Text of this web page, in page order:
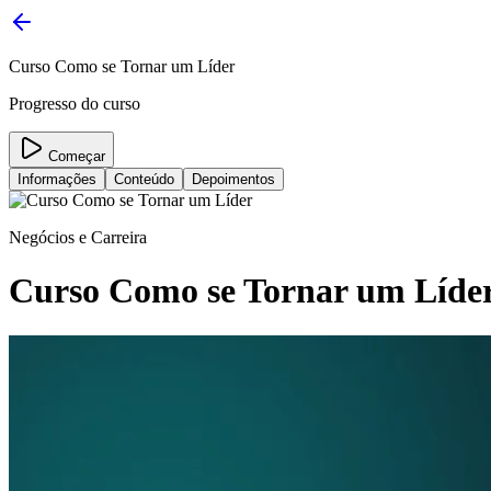
Curso Como se Tornar um Líder
Progresso do curso
Começar
Informações
Conteúdo Depoimentos
Negócios e Carreira
Curso Como se Tornar um